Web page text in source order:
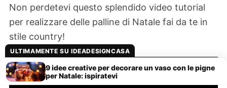
Non perdetevi questo splendido video tutorial
per realizzare delle palline di Natale fai da te in
stile country!
ULTIMAMENTE SU IDEADESIGNCASA
9 idee creative per decorare un vaso con le pigne
per Natale: ispiratevi